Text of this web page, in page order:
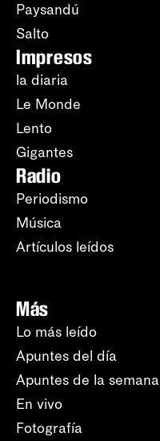
Paysandú
Salto
Impresos
la diaria
Le Monde
Lento
Gigantes
Radio
Periodismo
Música
Artículos leídos
Más
Lo más leído
Apuntes del día
Apuntes de la semana
En vivo
Fotografía